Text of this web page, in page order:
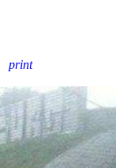
print